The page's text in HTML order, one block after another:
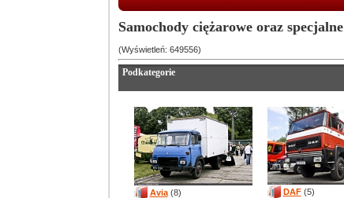
Samochody ciężarowe oraz specjalne
(Wyświetleń: 649556)
Podkategorie
Avia(8) DAF(5)